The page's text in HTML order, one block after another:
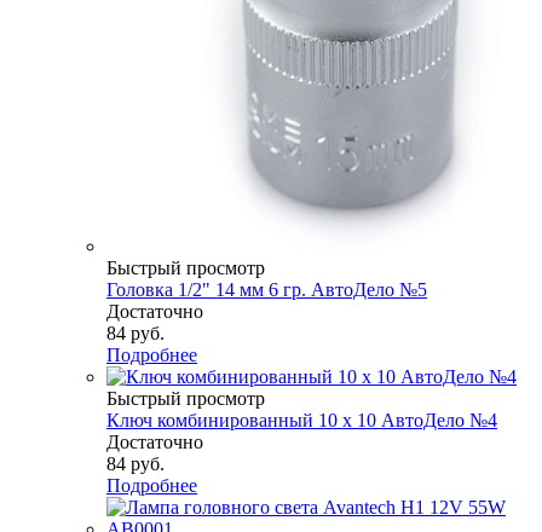
Быстрый просмотр
Головка 1/2" 14 мм 6 гр. АвтоДело №5
Достаточно
84 руб.
Подробнее
Быстрый просмотр
Ключ комбинированный 10 х 10 АвтоДело №4
Достаточно
84 руб.
Подробнее